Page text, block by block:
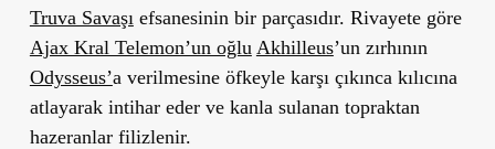
Truva Savaşı efsanesinin bir parçasıdır. Rivayete göre
Ajax Kral Telemon’un oğlu Akhilleus’un zırhının
Odysseus’a verilmesine öfkeyle karşı çıkınca kılıcına
atlayarak intihar eder ve kanla sulanan topraktan
hazeranlar filizlenir.